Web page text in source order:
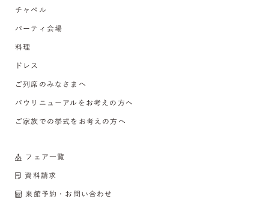
チャペル
パーティ会場
料理
ドレス
ご列席のみなさまへ
バウリニューアルをお考えの方へ
ご家族での挙式をお考えの方へ
フェア一覧
資料請求
来館予約・お問い合わせ